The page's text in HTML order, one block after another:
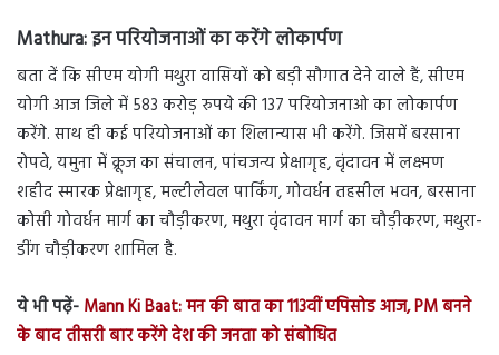
Mathura:इन परियोजनाओं का करेंगे लोकार्पण
बता दें कि सीएम योगी मथुरा वासियों को बड़ी सौगात देने वाले हैं, सीएम
योगी आज जिले में 583 करोड़ रुपये की 137 परियोजनाओ का लोकार्पण
करेंगे. साथ ही कई परियोजनाओं का शिलान्‍यास भी करेंगे. जिसमें बरसाना
रोपवे, यमुना में क्रूज का संचालन, पांचजन्य प्रेक्षागृह, वृंदावन में लक्ष्मण
शहीद स्मारक प्रेक्षागृह, मल्टीलेवल पार्किंग, गोवर्धन तहसील भवन, बरसाना
कोसी गोवर्धन मार्ग का चौड़ीकरण, मथुरा वृंदावन मार्ग का चौड़ीकरण, मथुरा-
डींग चौड़ीकरण शामिल है.
ये भी पढ़ें- Mann Ki Baat: मन की बात का 113वीं एपिसोड आज, PM बनने
के बाद तीसरी बार करेंगे देश की जनता को संबोधित